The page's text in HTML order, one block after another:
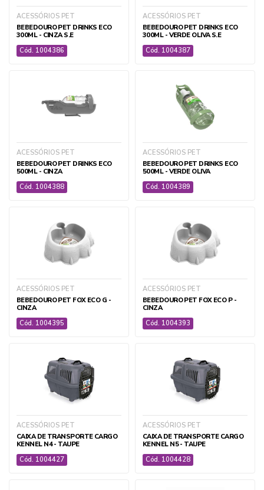
ACESSÓRIOS PET
BEBEDOURO PET DRINKS ECO
300ML - CINZA S.E
Cód. 1004386
ACESSÓRIOS PET
BEBEDOURO PET DRINKS ECO
300ML - VERDE OLIVA S.E
Cód. 1004387
ACESSÓRIOS PET
BEBEDOURO PET DRINKS ECO
500ML - CINZA
Cód. 1004388
ACESSÓRIOS PET
BEBEDOURO PET DRINKS ECO
500ML - VERDE OLIVA
Cód. 1004389
ACESSÓRIOS PET
BEBEDOURO PET FOX ECO G -
CINZA
Cód. 1004395
ACESSÓRIOS PET
BEBEDOURO PET FOX ECO P -
CINZA
Cód. 1004393
ACESSÓRIOS PET
CAIXA DE TRANSPORTE CARGO
KENNEL N4 - TAUPE
Cód. 1004427
ACESSÓRIOS PET
CAIXA DE TRANSPORTE CARGO
KENNEL N5 - TAUPE
Cód. 1004428
CIRÚRGICO E AMBULATORIAL
DOMISSANITÁRIOS
MEDICAMENTOS VET
ALIMENTOS PET
CIRÚRGICO E AMBULATORIAL PET
EQUIPAMENTOS E ACESSÓRIOS PET
IDENTIFICAÇÃO ELETRÔNICA
MEDICAMENTOS PET
TRATAMENTOS E ACESSÓRIOS ÁGUA E AQUÁRIOS
+ ver todas